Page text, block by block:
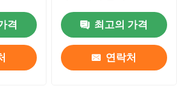
격 최고의 가격
연락처